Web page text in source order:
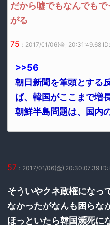
だから嘘でもなんでも
がる
75 ：2017/01/06(金) 20:31:49.68
>>56
朝日新聞を筆頭とする
ば、韓国がここまで増
朝鮮半島問題は、国内
57 ：2017/01/06(金) 20:30:07.39
そういやクネ政権になっ
なかったがなんも困らな
ほっといたら韓国瀕死に